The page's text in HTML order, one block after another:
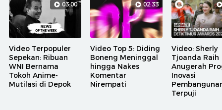
03:00
Video Terpopuler
Sepekan: Ribuan
WNI Bernama
Tokoh Anime-
Mutilasi di Depok
02:33
Video Top 5: Diding
Boneng Meninggal
hingga Nakes
Komentar
Nirempati
Video: Sherly
Tjoanda Raih
Anugerah
Inovasi
Terpuji